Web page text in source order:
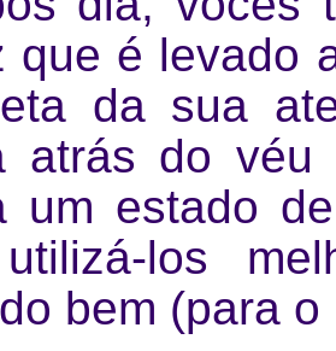
que é levado
da sua
atrás do véu
um estado
los
bem (para o